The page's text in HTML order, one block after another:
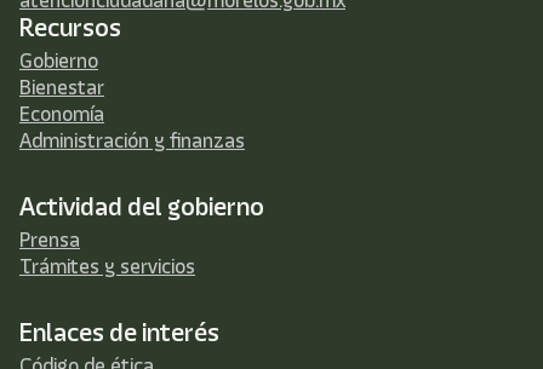
Recursos
Gobierno
Bienestar
Economía
Administración y finanzas
Actividad del gobierno
Prensa
Trámites y servicios
Enlaces de interés